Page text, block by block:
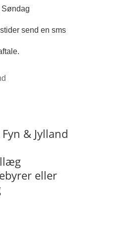
Søndag
send en sms
& Jylland
eller